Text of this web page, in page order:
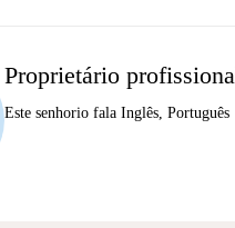
Proprietário
Este senhorio fala Inglês, Português